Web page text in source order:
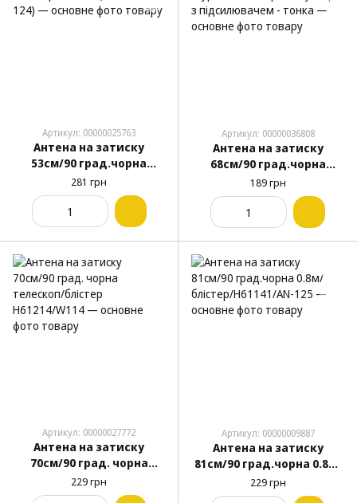
Артикул: 00000025763
Антена на затиску
53см/90 град.чорна
0.53м/блистер Н61224
(Аналог AN-124)
281 грн
Артикул: 00000036808
Антена на затиску
68см/90 град.чорна
"Турбо-02" - Форсаж -
ультра з підсилювачем -
189 грн
Артикул: 00000027772
Антена на затиску
70см/90 град. чорна
телескоп/блістер
Н61214/W114
229 грн
Артикул: 00000009887
Антена на затиску
81см/90 град.чорна 0.8м/
блістер/Н61141/АN-125
229 грн